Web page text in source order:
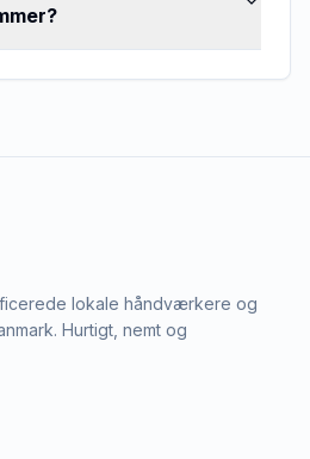
lokale håndværkere og
Hurtigt, nemt og